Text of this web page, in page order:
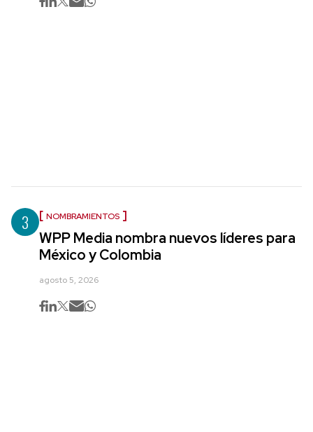
3 NOMBRAMIENTOS
WPP Media nombra nuevos líderes para
México y Colombia
agosto 5, 2026